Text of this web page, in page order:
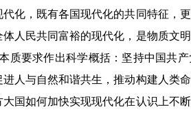
，既有各国现代化的共同特征，更
人民共同富裕的现代化，是物质文
要求作出科学概括：坚持中国共
人与自然和谐共生，推动构建人类
国如何加快实现现代化在认识上不